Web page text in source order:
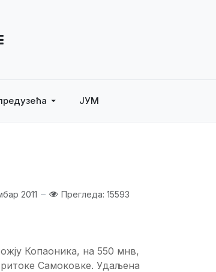
ЈУМ
2011 Прегледа: 15593
Копаоника, на 550 мнв,
Самоковке. Удаљена